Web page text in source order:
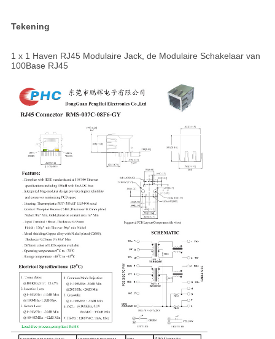
Tekening
1 x 1 Haven RJ45 Modulaire Jack, de Modulaire Schakelaar van
100Base RJ45